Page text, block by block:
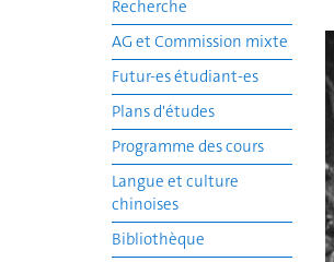
Recherche
AG et Commission mixte
Futur-es étudiant-es
Plans d'études
Programme des cours
Langue et culture
chinoises
Bibliothèque